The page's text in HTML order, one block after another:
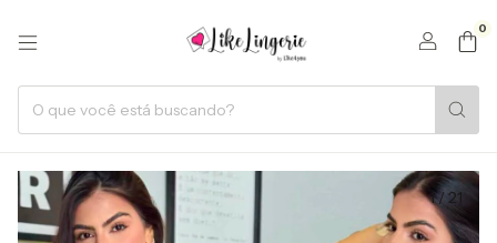
0
1/ 21